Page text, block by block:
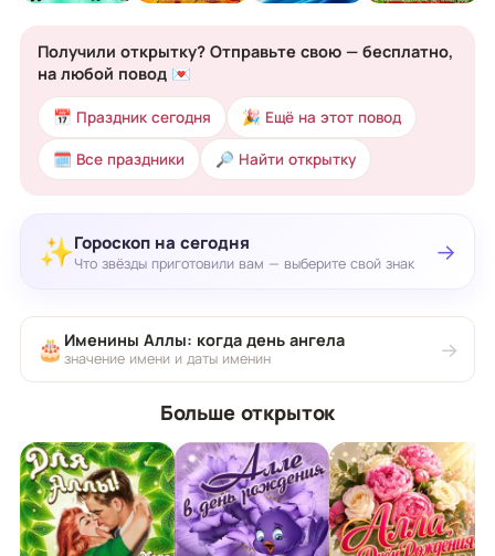
Получили открытку? Отправьте свою — бесплатно,
на любой повод 💌
📅 Праздник сегодня 🎉 Ещё на этот повод
🗓 Все праздники 🔎 Найти открытку
✨Гороскоп на сегодня
Что звёзды приготовили вам — выберите свой знак →
🎂 Именины Аллы: когда день ангела
значение имени и даты именин →
Больше открыток